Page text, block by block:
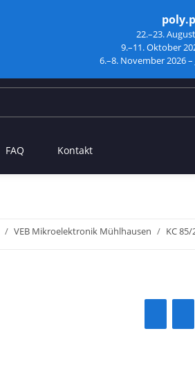
22.–23.
9.–11. Oktober
6.–8. November 2026 –
FAQ Kontakt
VEB Mikroelektronik Mühlhausen KC 85/